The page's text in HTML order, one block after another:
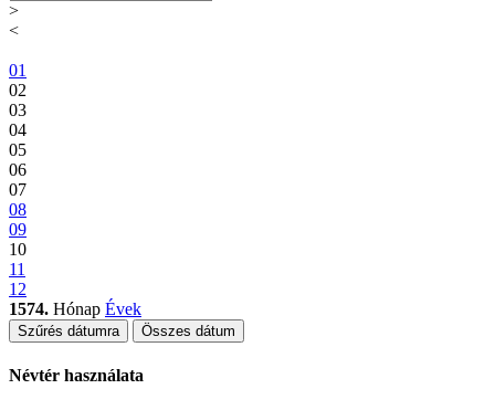
>
<
01
02
03
04
05
06
07
08
09
10
11
12
1574. Hónap Évek
Szűrés dátumra Összes dátum
Névtér használata